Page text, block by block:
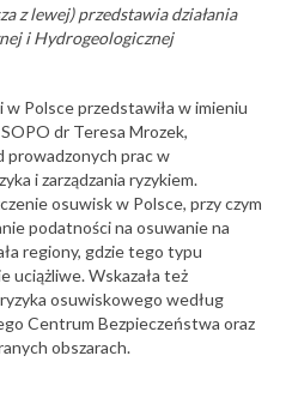
z lewej) przedstawia działania
i Hydrogeologicznej
w Polsce przedstawiła w imieniu
dr Teresa Mrozek,
prowadzonych prac w
i zarządzania ryzykiem.
osuwisk w Polsce, przy czym
podatności na osuwanie na
regiony, gdzie tego typu
uciążliwe. Wskazała też
osuwiskowego według
Centrum Bezpieczeństwa oraz
obszarach.